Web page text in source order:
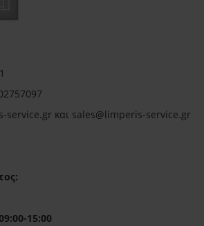
service.gr και sales@limperis-service.gr
15:00